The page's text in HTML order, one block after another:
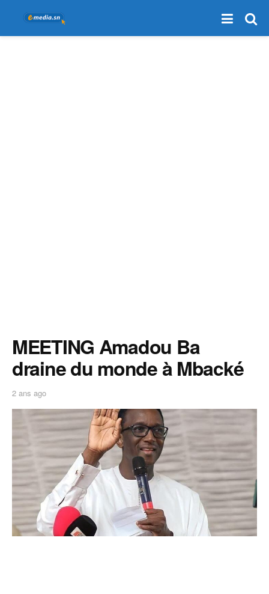
MEETING Amadou Ba
draine du monde à Mbacké
2 ans ago